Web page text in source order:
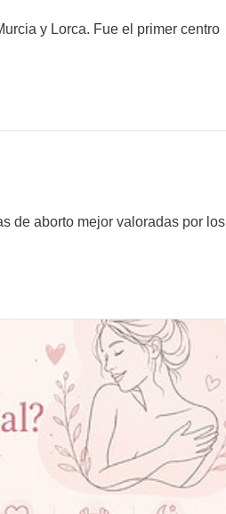
y Lorca. Fue el primer centro
de aborto mejor valoradas por los